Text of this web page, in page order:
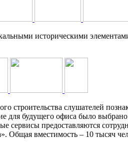
историческими
строительства слушателей
для будущего офиса было
сервисы предоставляются
Общая вместимость – 10 тысяч